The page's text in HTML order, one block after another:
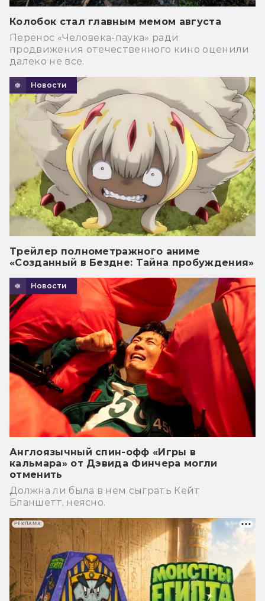
Колобок стал главным мемом августа
Перенос «Человека-паука» ради
продвижения отечественного кино оценили
далеко не все.
Новости
Трейлер полнометражного аниме
«Созданный в Бездне: Тайна пробуждения»
Новости
Англоязычный спин-офф «Игры в
кальмара» от Дэвида Финчера могли
отменить
Должна ли была в нем сыграть Кейт
Бланшетт, неясно.
РЕКЛАМА